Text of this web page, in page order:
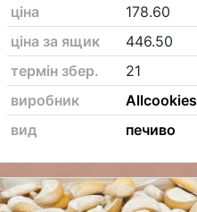
ціна
178.60
ціна за ящик
446.50
термін збер.
21
виробник
Allcookies
вид
печиво